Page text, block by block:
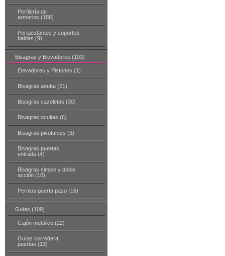
Perfilería de
armarios (188)
Portaestantes y soportes
baldas (9)
Bisagras y Elevadores (103)
Elevadores y Pistones (1)
Bisagras anuba (21)
Bisagras cazoletas (30)
Bisagras ocultas (6)
Bisagras pivotantes (3)
Bisagras puertas
entrada (4)
Bisagras simple y doble
acción (10)
Pernios puerta paso (16)
Guías (109)
Cajón metálico (22)
Guías corredera
puertas (13)